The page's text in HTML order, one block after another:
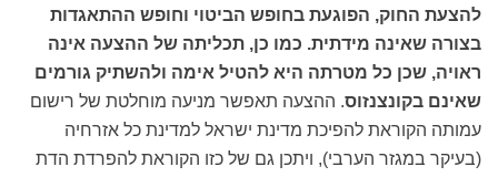
להצעת החוק, הפוגעת בחופש הביטוי וחופש ההתאגדות
בצורה שאינה מידתית. כמו כן, תכליתה של ההצעה אינה
ראויה, שכן כל מטרתה היא להטיל אימה ולהשתיק גורמים
שאינם בקונצנזוס. ההצעה תאפשר מניעה מוחלטת של רישום
עמותה הקוראת להפיכת מדינת ישראל למדינת כל אזרחיה
(בעיקר במגזר הערבי), ויתכן גם של כזו הקוראת להפרדת הדת